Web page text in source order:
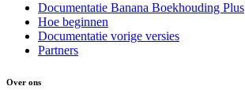
Documentatie Banana Boekhouding Plus
Hoe beginnen
Documentatie vorige versies
Partners
Over ons